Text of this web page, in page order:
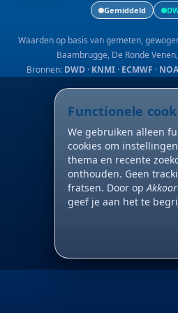
Gemiddeld
Waarden op basis van gemeten,
Baambrugge, De Ronde
Bronnen: DWD· KNMI· ECMWF ·
Functionele
We gebruiken alleen
cookies om
thema en recente
onthouden. Geen
fratsen. Door op
geef je aan het te